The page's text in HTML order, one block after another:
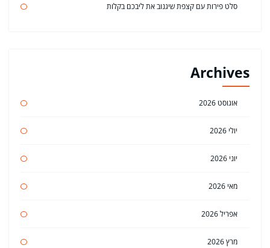
סלט פירות עם קצפת שיגנוב את ליבכם בקלות
Archives
אוגוסט 2026
יולי 2026
יוני 2026
מאי 2026
אפריל 2026
מרץ 2026